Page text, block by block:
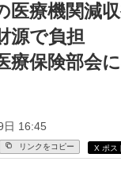
医療機関減
源で負担
療保険部会
日 16:45
リンクをコピー X ポス